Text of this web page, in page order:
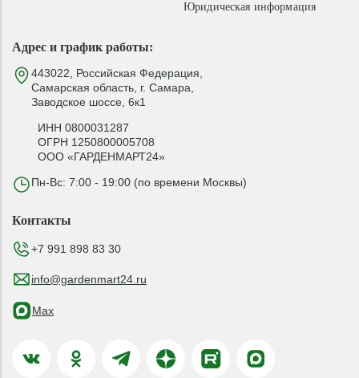
Адрес и график работы:
443022, Российская Федерация,
Самарская область, г. Самара,
Заводское шоссе, 6к1
ИНН 0800031287
ОГРН 1250800005708
ООО «ГАРДЕНМАРТ24»
Пн-Вс: 7:00 - 19:00 (по времени Москвы)
Юридическая информация
Контакты
+7 991 898 83 30
info@gardenmart24.ru
Max